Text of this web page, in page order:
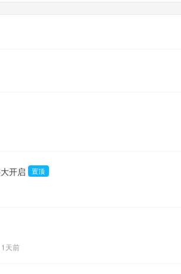
开启 置顶
天前